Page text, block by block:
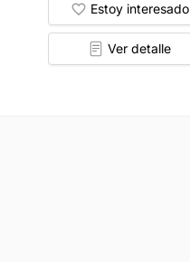
Estoy interesado
Ver detalle